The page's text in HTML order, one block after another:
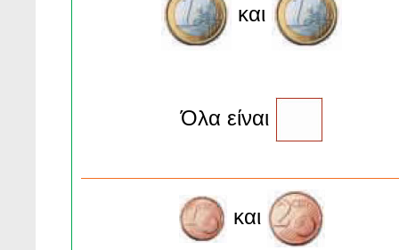
και
Όλα είναι
και